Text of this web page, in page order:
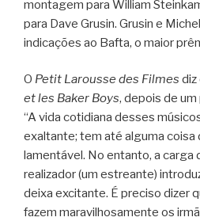
montagem para William
para Dave Grusin. Grusin e
indicações ao Bafta, o maior
O Petit Larousse des Filmes diz
et les Baker Boys, depois de
“A vida cotidiana desses
exaltante; tem até alguma coisa
lamentável. No entanto, a carga
realizador (um estreante)
deixa excitante. É preciso dizer
fazem maravilhosamente os